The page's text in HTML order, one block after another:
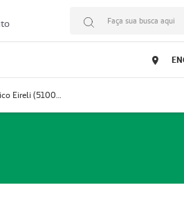
Faça sua busca aqui
Prestador Mosaicum Espaço Clínico Eireli (51004355-5)